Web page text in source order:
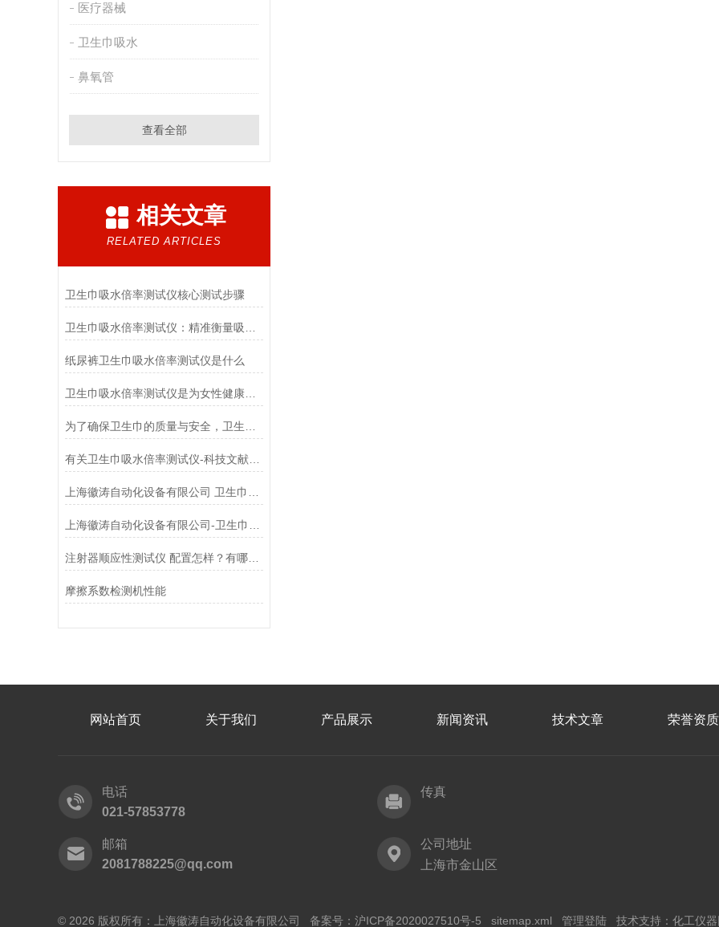
医疗器械
卫生巾吸水
鼻氧管
查看全部
相关文章
RELATED ARTICLES
卫生巾吸水倍率测试仪核心测试步骤
纸尿裤卫生巾吸水倍率测试仪是什么
卫生巾吸水倍率测试仪是为女性健康护航的重要科技工具
有关卫生巾吸水倍率测试仪-科技文献-上海徽涛自动化设备有限公司
注射器顺应性测试仪 配置怎样？有哪些亮点？上海徽涛！
摩擦系数检测机性能
网站首页 关于我们 产品展示 新闻资讯 技术文章 荣誉资质
电话
021-57853778
传真
邮箱
2081788225@qq.com
公司地址
上海市金山区
© 2026 版权所有：上海徽涛自动化设备有限公司 备案号： 沪ICP备2020027510号-5 sitemap.xml 管理登陆 技术支持： 化工仪器